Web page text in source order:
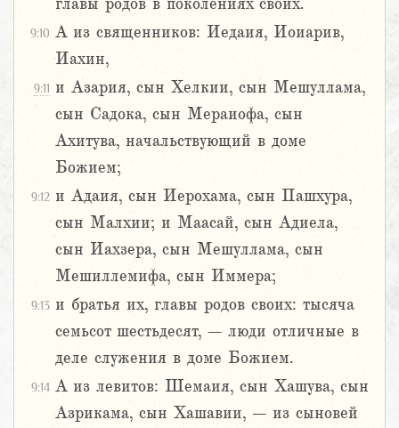
главы родов в поколениях своих.
9:10 А из священников: Иедаия, Иоиарив,
Иахин,
9:11 и Азария, сын Хелкии, сын Мешуллама,
сын Садока, сын Мераиофа, сын
Ахитува, начальствующий в доме
Божием;
9:12 и Адаия, сын Иерохама, сын Пашхура,
сын Малхии; и Маасай, сын Адиела,
сын Иахзера, сын Мешуллама, сын
Мешиллемифа, сын Иммера;
9:13 и братья их, главы родов своих: тысяча
семьсот шестьдесят, – люди отличные в
деле служения в доме Божием.
9:14 А из левитов: Шемаия, сын Хашува, сын
Азрикама, сын Хашавии, – из сыновей